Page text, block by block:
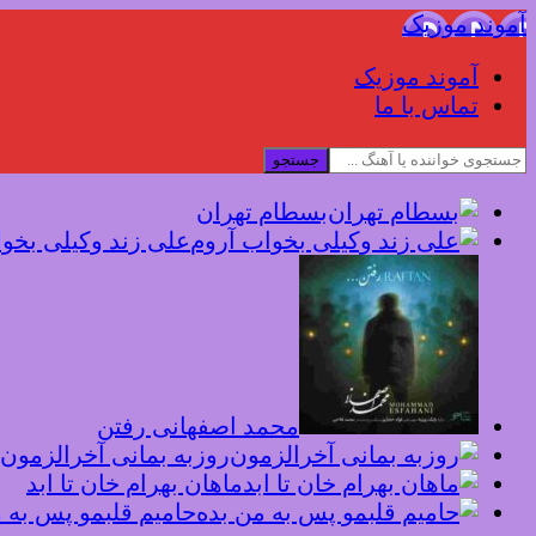
آموند موزیک
آموند موزیک
تماس با ما
جستجو
بسطام تهران
علی زند وکیلی
محمد اصفهانی رفتن
روزبه بمانی آخرالزمون
ماهان بهرام خان تا ابد
حامیم قلبمو پس به